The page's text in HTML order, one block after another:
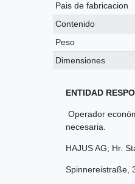
Pais de fabricacion
Contenido
Peso
Dimensiones
ENTIDAD
Operador
necesaria.
HAJUS AG; Hr.
Spinnereistraße